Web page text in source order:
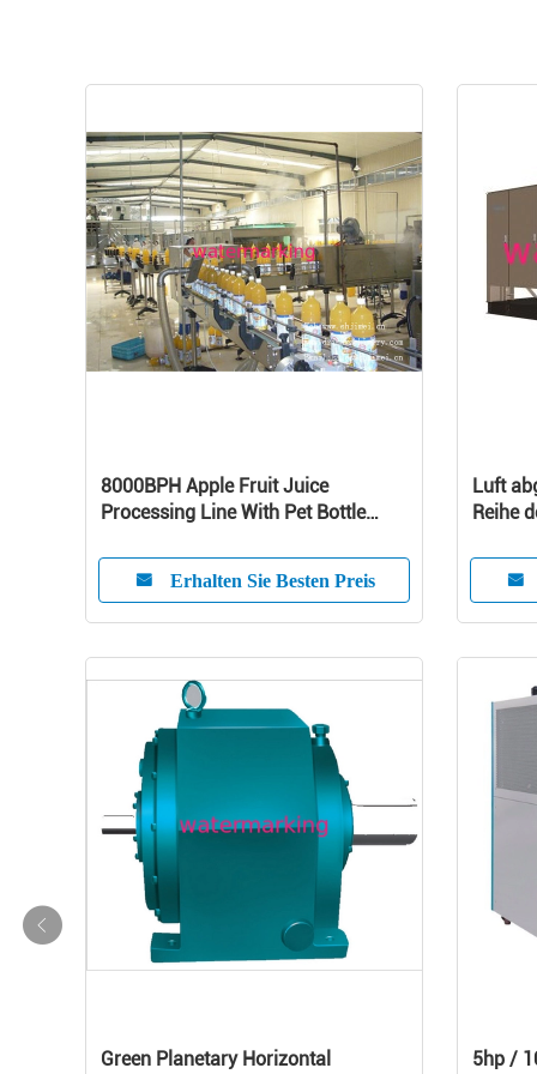
8000BPH Apple Fruit Juice
Processing Line With Pet Bottle
Erhalten Sie Besten Preis
Luft
Reihe
Green Planetary Horizontal 5hp /